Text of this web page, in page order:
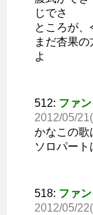
じでさ
ところが
まだ杏果
よ
512: ファ
2012/05/
かなこの歌
ソロパー
518: ファ
2012/05/